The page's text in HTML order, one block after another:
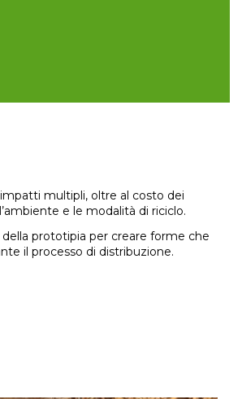
multipli, oltre al costo dei
e le modalità di riciclo.
prototipia per creare forme che
il processo di distribuzione.